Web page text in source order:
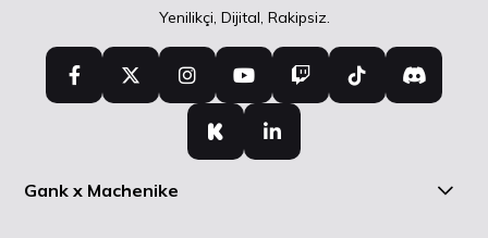
Yenilikçi, Dijital, Rakipsiz.
Gank x Machenike